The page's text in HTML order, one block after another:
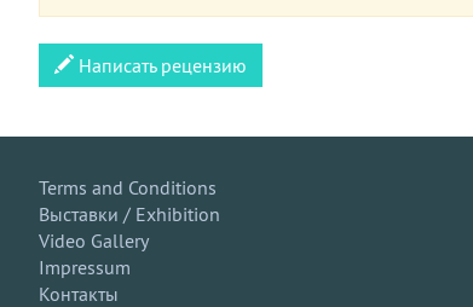
Написать рецензию
Terms and Conditions
Выставки / Exhibition
Video Gallery
Impressum
Контакты